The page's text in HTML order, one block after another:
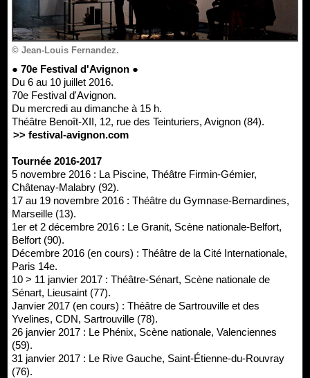
© Jean-Louis Fernandez.
● 70e Festival d'Avignon ●
Du 6 au 10 juillet 2016.
70e Festival d'Avignon.
Du mercredi au dimanche à 15 h.
Théâtre Benoît-XII, 12, rue des Teinturiers, Avignon (84).
>> festival-avignon.com
Tournée 2016-2017
5 novembre 2016 : La Piscine, Théâtre Firmin-Gémier,
Châtenay-Malabry (92).
17 au 19 novembre 2016 : Théâtre du Gymnase-Bernardines,
Marseille (13).
1er et 2 décembre 2016 : Le Granit, Scène nationale-Belfort,
Belfort (90).
Décembre 2016 (en cours) : Théâtre de la Cité Internationale,
Paris 14e.
10 > 11 janvier 2017 : Théâtre-Sénart, Scène nationale de
Sénart, Lieusaint (77).
Janvier 2017 (en cours) : Théâtre de Sartrouville et des
Yvelines, CDN, Sartrouville (78).
26 janvier 2017 : Le Phénix, Scène nationale, Valenciennes
(59).
31 janvier 2017 : Le Rive Gauche, Saint-Étienne-du-Rouvray
(76).